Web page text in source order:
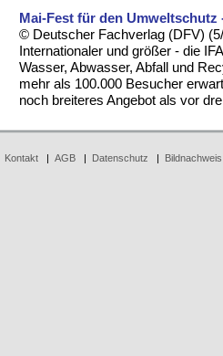
Mai-Fest für den Umweltschutz
© Deutscher Fachverlag (DFV)
Internationaler und größer - die
Wasser, Abwasser, Abfall und
mehr als 100.000 Besucher
noch breiteres Angebot als vor
Kontakt| AGB| Datenschutz Bildnachweis